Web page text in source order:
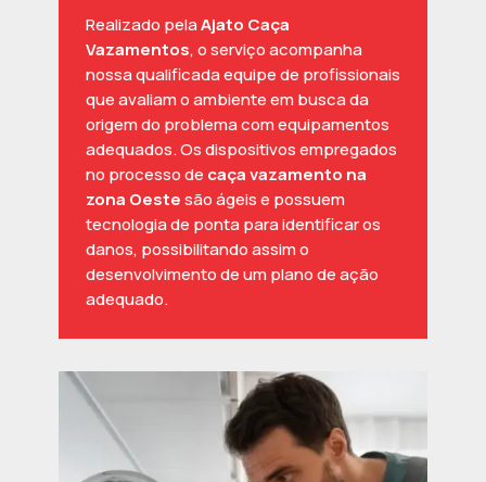
Realizado pelaAjato Caça
Vazamentos, o serviço acompanha
nossa qualificada equipe de profissionais
que avaliam o ambiente em busca da
origem do problema com equipamentos
adequados. Os dispositivos empregados
no processo de caça vazamento na
zona Oestesão ágeis e possuem
tecnologia de ponta para identificar os
danos, possibilitando assim o
desenvolvimento de um plano de ação
adequado.